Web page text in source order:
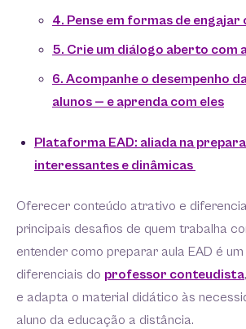
4. Pense em formas de engajar
5. Crie um diálogo aberto com
6. Acompanhe o desempenho
alunos — e aprenda com eles
Plataforma EAD: aliada na
interessantes e dinâmicas
Oferecer conteúdo atrativo e
principais desafios de quem trabalha
entender como preparar aula EAD é
diferenciais do professor conteudista
e adapta o material didático às
aluno da educação a distância.